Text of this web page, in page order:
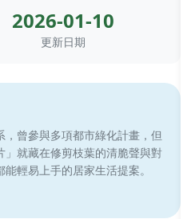
2026-01-10
更新日期
曾參與多項都市綠化計畫，但
就藏在修剪枝葉的清脆聲與對
輕易上手的居家生活提案。